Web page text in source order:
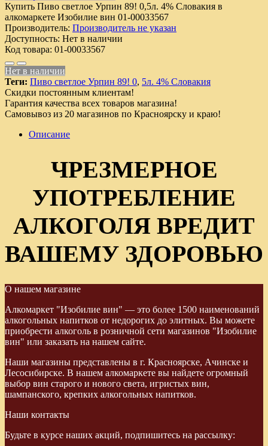
Купить Пиво светлое Урпин 89! 0,5л. 4% Словакия в
алкомаркете Изобилие вин 01-00033567
Производитель: Производитель не указан
Доступность: Нет в наличии
Код товара: 01-00033567
Нет в наличии
Теги: Пиво светлое Урпин 89! 0, 5л. 4% Словакия
Скидки постоянным клиентам!
Гарантия качества всех товаров магазина!
Самовывоз из 20 магазинов по Красноярску и краю!
Описание
ЧРЕЗМЕРНОЕ
УПОТРЕБЛЕНИЕ
АЛКОГОЛЯ ВРЕДИТ
ВАШЕМУ ЗДОРОВЬЮ
О нашем магазине
Алкомаркет "Изобилие вин" — это более 1500 наименований
алкогольных напитков от недорогих до элитных. Вы можете
приобрести алкоголь в розничной сети магазинов "Изобилие
вин" или заказать на нашем сайте.
Наши магазины представлены в г. Красноярске, Ачинске и
Лесосибирске. В нашем алкомаркете вы найдете огромный
выбор вин старого и нового света, игристых вин,
шампанского, крепких алкогольных напитков.
Наши контакты
Будьте в курсе наших акций, подпишитесь на рассылку: